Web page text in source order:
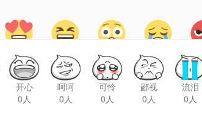
开心
0人
呵呵
0人
可怜
0人
鄙视
0人
流泪
0人